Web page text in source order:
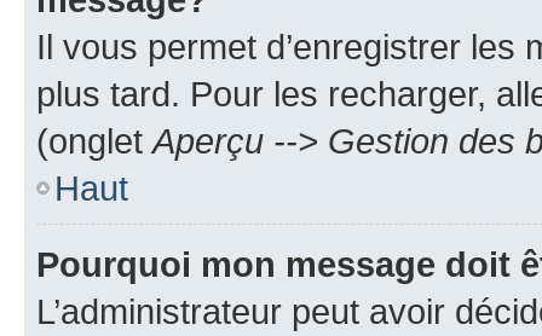
Il vous permet d’enregistrer
plus tard. Pour les recharger,
(onglet Aperçu --> Gestion des
Haut
Pourquoi mon message doit
L’administrateur peut avoir